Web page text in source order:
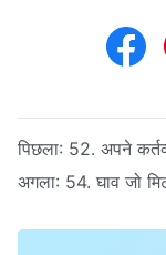
पिछला: 52. अपने
अगला: 54. घाव जो